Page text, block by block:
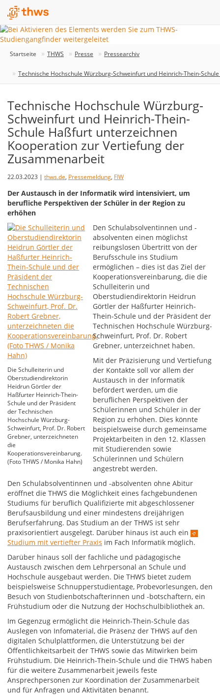
Startseite THWS Presse Pressearchiv
Technische Hochschule Würzburg-Schweinfurt und Heinrich-Thein-
Technische Hochschule Würzburg-
Schweinfurt und Heinrich-Thein-
Schule Haßfurt unterzeichnen
Kooperation zur Vertiefung der
Zusammenarbeit
22.03.2023 | thws.de, Pressemeldung, FIW
Der Austausch in der Informatik wird intensiviert, um
berufliche Perspektiven der Schüler in der Region zu
erhöhen
Die Schulleiterin und
Oberstudiendirektorin
Heidrun Görtler der
Haßfurter Heinrich-Thein-
Schule und der Präsident
der Technischen
Hochschule Würzburg-
Schweinfurt, Prof. Dr. Robert
Grebner, unterzeichneten
die
Kooperationsvereinbarung.
(Foto THWS / Monika Hahn)
Den Schulabsolventinnen und -
absolventen einen möglichst
reibungslosen Übertritt von der
Berufsschule ins Studium
ermöglichen – dies ist das Ziel der
Kooperationsvereinbarung, die die
Schulleiterin und
Oberstudiendirektorin Heidrun
Görtler der Haßfurter Heinrich-
Thein-Schule und der Präsident der
Technischen Hochschule Würzburg-
Schweinfurt, Prof. Dr. Robert
Grebner, unterzeichnet haben.
Mit der Präzisierung und Vertiefung
der Kontakte soll vor allem der
Austausch in der Informatik
befördert werden, um die
beruflichen Perspektiven der
Schülerinnen und Schüler in der
Region zu erhöhen. Dies könnte
beispielsweise durch gemeinsame
Projektarbeiten in den 12. Klassen
mit Studierenden sowie
Schülerinnen und Schülern
angestrebt werden.
Den Schulabsolventinnen und -absolventen ohne Abitur
eröffnet die THWS die Möglichkeit eines fachgebundenen
Studiums für beruflich Qualifizierte mit abgeschlossener
Berufsausbildung und einer mindestens dreijährigen
Berufserfahrung. Das Studium an der THWS ist sehr
praxisorientiert ausgelegt. Darüber hinaus ist auch ein
Studium mit vertiefter Praxis im Fach Informatik möglich.
Darüber hinaus soll der fachliche und pädagogische
Austausch zwischen dem Lehrpersonal an Schule und
Hochschule ausgebaut werden. Die THWS bietet zudem
beispielsweise Schnupperstudientage, Probevorlesungen, den
Besuch von Studienbotschafterinnen und -botschaftern, ein
Frühstudium oder die Nutzung der Hochschulbibliothek an.
Im Gegenzug ermöglicht die Heinrich-Thein-Schule das
Auslegen von Infomaterial, die Präsenz der THWS auf den
digitalen Schulplattformen, die Unterstützung bei der
Öffentlichkeitsarbeit der THWS sowie das Mitwirken beim
Frühstudium. Die Heinrich-Thein-Schule und die THWS haben
für die weitere Zusammenarbeit jeweils feste
Ansprechpersonen zur Koordination der Zusammenarbeit
und für Anfragen und Aktivitäten benannt.